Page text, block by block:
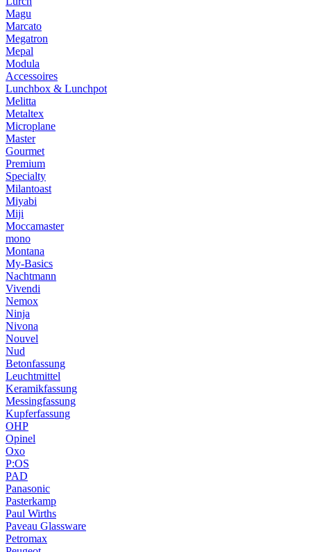
Magu
Marcato
Megatron
Mepal
Modula
Accessoires
Lunchbox & Lunchpot
Melitta
Metaltex
Microplane
Master
Gourmet
Premium
Specialty
Milantoast
Miyabi
Miji
Moccamaster
mono
Montana
My-Basics
Nachtmann
Vivendi
Nemox
Ninja
Nivona
Nouvel
Nud
Betonfassung
Leuchtmittel
Keramikfassung
Messingfassung
Kupferfassung
OHP
Opinel
Oxo
P:OS
PAD
Panasonic
Pasterkamp
Paul Wirths
Paveau Glassware
Petromax